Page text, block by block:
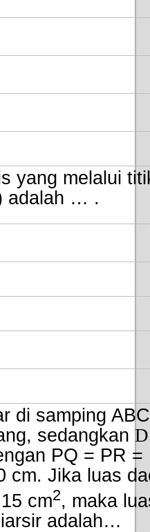
yang melalui
adalah … .
di samping
sedangkan D
PQ = PR =
cm. Jika luas
cm2, maka
adalah…